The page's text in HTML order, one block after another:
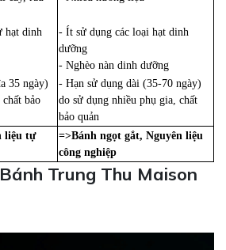
hạt dinh
- Ít sử dụng các loại hạt dinh
dưỡng
- Nghèo nàn dinh dưỡng
35 ngày)
bảo
- Hạn sử dụng dài (35-70 ngày)
do sử dụng nhiều phụ gia, chất
bảo quản
liệu tự
=>Bánh ngọt gắt, Nguyên liệu
công nghiệp
Trung Thu Maison